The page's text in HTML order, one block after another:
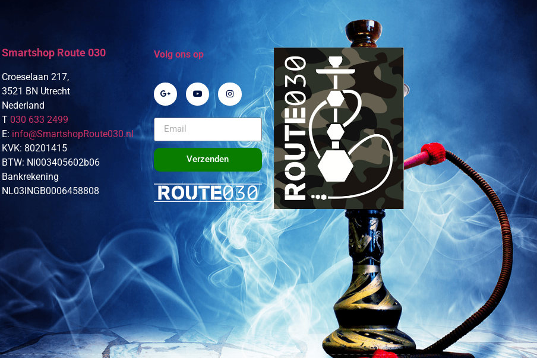
Smartshop Route 030
Croeselaan 217,
3521 BN Utrecht
Nederland
T 030 633 2499
E: info@SmartshopRoute030.nl
KVK: 80201415
BTW: Nl003405602b06
Bankrekening
NL03INGB0006458808
Volg ons op
Verzenden